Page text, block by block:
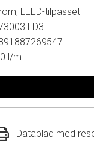
LEED-tilpasset
l/m
Datablad med